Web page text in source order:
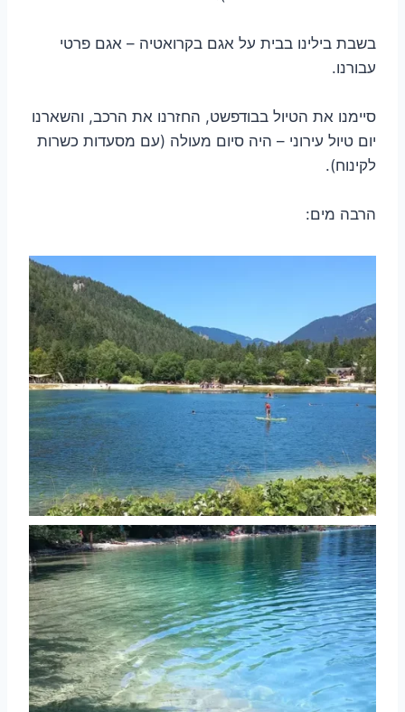
בשבת בילינו בבית על אגם בקרואטיה – אגם פרטי
עבורנו.
סיימנו את הטיול בבודפשט, החזרנו את הרכב, והשארנו
יום טיול עירוני – היה סיום מעולה (עם מסעדות כשרות
לקינוח).
הרבה מים: